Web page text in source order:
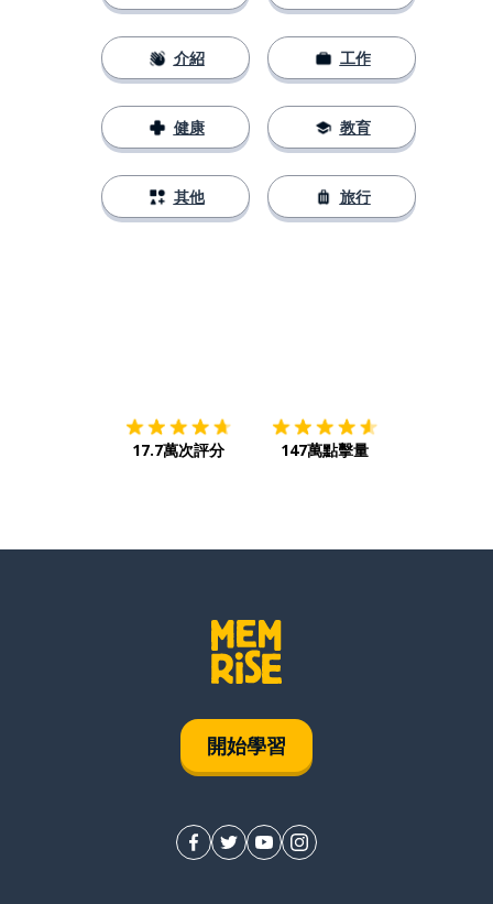
介紹
健康
其他
工作
教育
旅行
17.7萬次評分 147萬點擊量
開始學習